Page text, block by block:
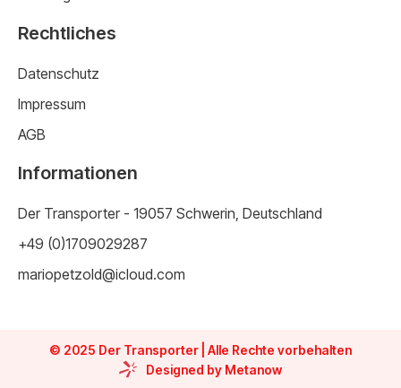
Rechtliches
Datenschutz
Impressum
AGB
Informationen
Der Transporter - 19057 Schwerin, Deutschland
+49 (0)1709029287
mariopetzold@icloud.com
© 2025 Der Transporter | Alle Rechte vorbehalten
Designed by Metanow